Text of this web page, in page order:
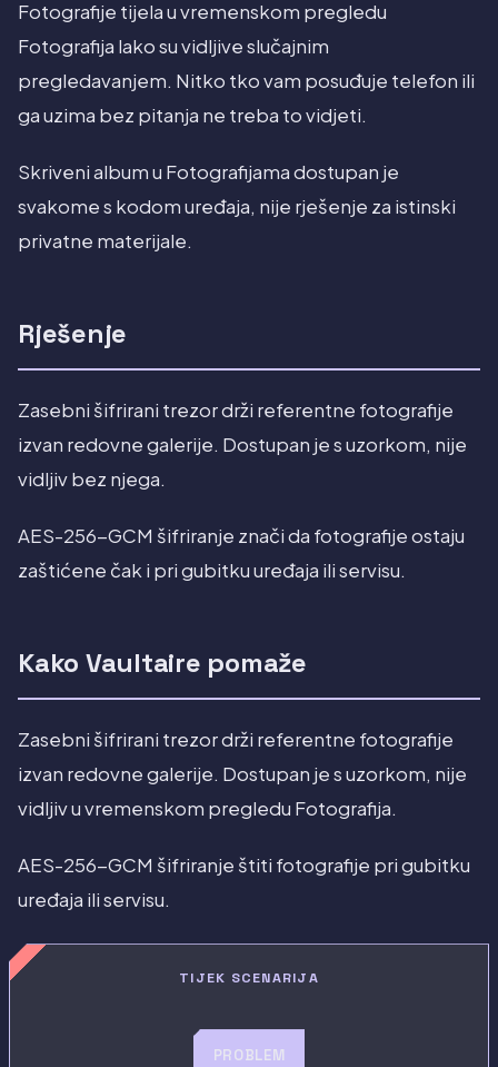
Fotografije tijela u vremenskom pregledu
Fotografija lako su vidljive slučajnim
pregledavanjem. Nitko tko vam posuđuje telefon ili
ga uzima bez pitanja ne treba to vidjeti.
Skriveni album u Fotografijama dostupan je
svakome s kodom uređaja, nije rješenje za istinski
privatne materijale.
Rješenje
Zasebni šifrirani trezor drži referentne fotografije
izvan redovne galerije. Dostupan je s uzorkom, nije
vidljiv bez njega.
AES-256-GCM šifriranje znači da fotografije ostaju
zaštićene čak i pri gubitku uređaja ili servisu.
Kako Vaultaire pomaže
Zasebni šifrirani trezor drži referentne fotografije
izvan redovne galerije. Dostupan je s uzorkom, nije
vidljiv u vremenskom pregledu Fotografija.
AES-256-GCM šifriranje štiti fotografije pri gubitku
uređaja ili servisu.
TIJEK SCENARIJA
PROBLEM